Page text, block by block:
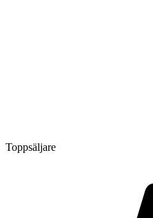
Toppsäljare